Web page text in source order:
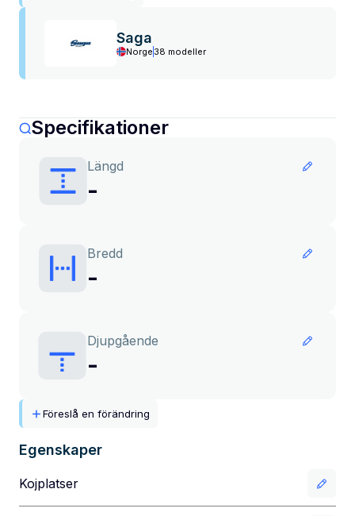
Saga
Norge 38 modeller
Specifikationer
Längd
-
Bredd
-
Djupgående
-
Föreslå en förändring
Egenskaper
Kojplatser